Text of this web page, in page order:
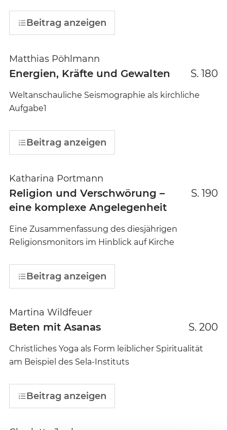
Beitrag anzeigen
Matthias Pöhlmann
Energien, Kräfte und Gewalten S. 180
Weltanschauliche Seismographie als kirchliche
Aufgabe1
Beitrag anzeigen
Katharina Portmann
Religion und Verschwörung –
eine komplexe Angelegenheit
S. 190
Eine Zusammenfassung des diesjährigen
Religionsmonitors im Hinblick auf Kirche
Beitrag anzeigen
Martina Wildfeuer
Beten mit Asanas S. 200
Christliches Yoga als Form leiblicher Spiritualität
am Beispiel des Sela-Instituts
Beitrag anzeigen